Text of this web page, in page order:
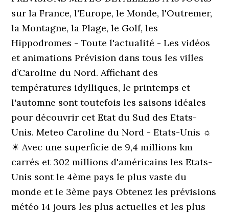
sur la France, l'Europe, le Monde, l'Outremer,
la Montagne, la Plage, le Golf, les
Hippodromes - Toute l'actualité - Les vidéos
et animations Prévision dans tous les villes
d’Caroline du Nord. Affichant des
températures idylliques, le printemps et
l'automne sont toutefois les saisons idéales
pour découvrir cet Etat du Sud des Etats-
Unis. Meteo Caroline du Nord - Etats-Unis ☼
☀ Avec une superficie de 9,4 millions km
carrés et 302 millions d'américains les Etats-
Unis sont le 4ème pays le plus vaste du
monde et le 3ème pays Obtenez les prévisions
météo 14 jours les plus actuelles et les plus